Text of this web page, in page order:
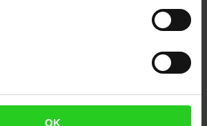
OK
machen einzelne kleine Dellen
Aluminium